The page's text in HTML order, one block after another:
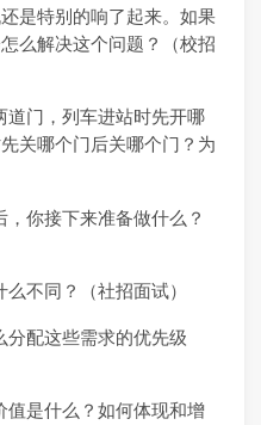
是特别的响了起来。如果
么解决这个问题？（校招
道门，列车进站时先开哪
关哪个门后关哪个门？为
你接下来准备做什么？
不同？（社招面试）
分配这些需求的优先级
值是什么？如何体现和增